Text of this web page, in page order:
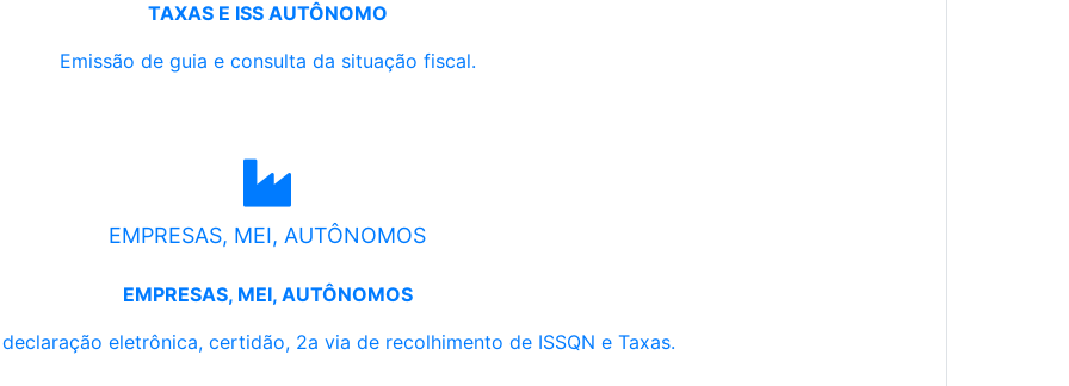
TAXAS E ISS AUTÔNOMO
Emissão de guia e consulta da situação fiscal.
EMPRESAS, MEI, AUTÔNOMOS
EMPRESAS, MEI, AUTÔNOMOS
eletrônica, certidão, 2a via de recolhimento de ISSQN e Taxas.